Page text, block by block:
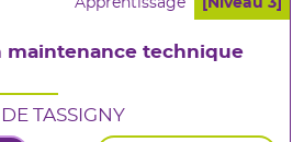
Apprentissage [Niveau 3]
maintenance technique
TASSIGNY